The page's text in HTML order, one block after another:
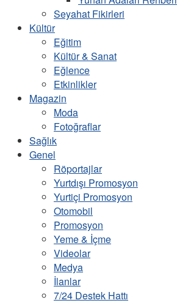
Seyahat Fikirleri
Kültür
Eğitim
Kültür & Sanat
Eğlence
Etkinlikler
Magazin
Moda
Fotoğraflar
Sağlık
Genel
Röportajlar
Yurtdışı Promosyon
Yurtiçi Promosyon
Otomobil
Promosyon
Yeme & İçme
Videolar
Medya
İlanlar
7/24 Destek Hattı